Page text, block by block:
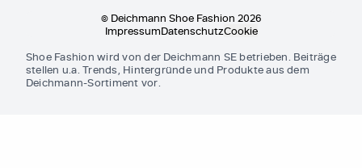
© Deichmann Shoe Fashion 2026
ImpressumDatenschutzCookie
Shoe Fashion wird von der Deichmann SE betrieben. Beiträge
stellen u.a. Trends, Hintergründe und Produkte aus dem
Deichmann-Sortiment vor.